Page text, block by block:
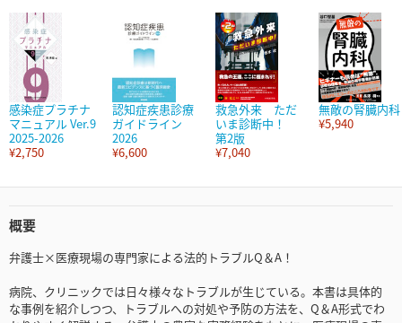
感染症プラチナ
マニュアル Ver.9
2025-2026
¥2,750
認知症疾患診療
ガイドライン
2026
¥6,600
救急外来 ただ
いま診断中！
第2版
¥7,040
無敵の腎臓内科
¥5,940
概要
弁護士×医療現場の専門家による法的トラブルQ＆A！
病院、クリニックでは日々様々なトラブルが生じている。本書は具体的
な事例を紹介しつつ、トラブルへの対処や予防の方法を、Q＆A形式でわ